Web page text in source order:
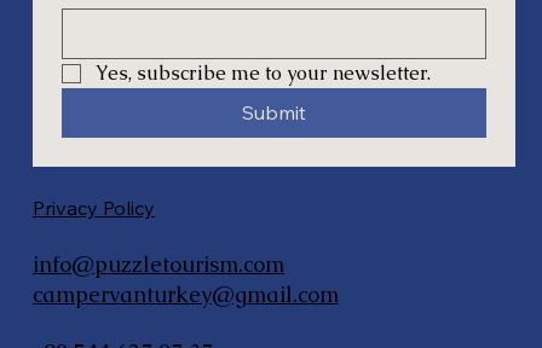
Yes, subscribe me to your newsletter.
Submit
Privacy Policy
info@puzzletourism.com
campervanturkey@gmail.com